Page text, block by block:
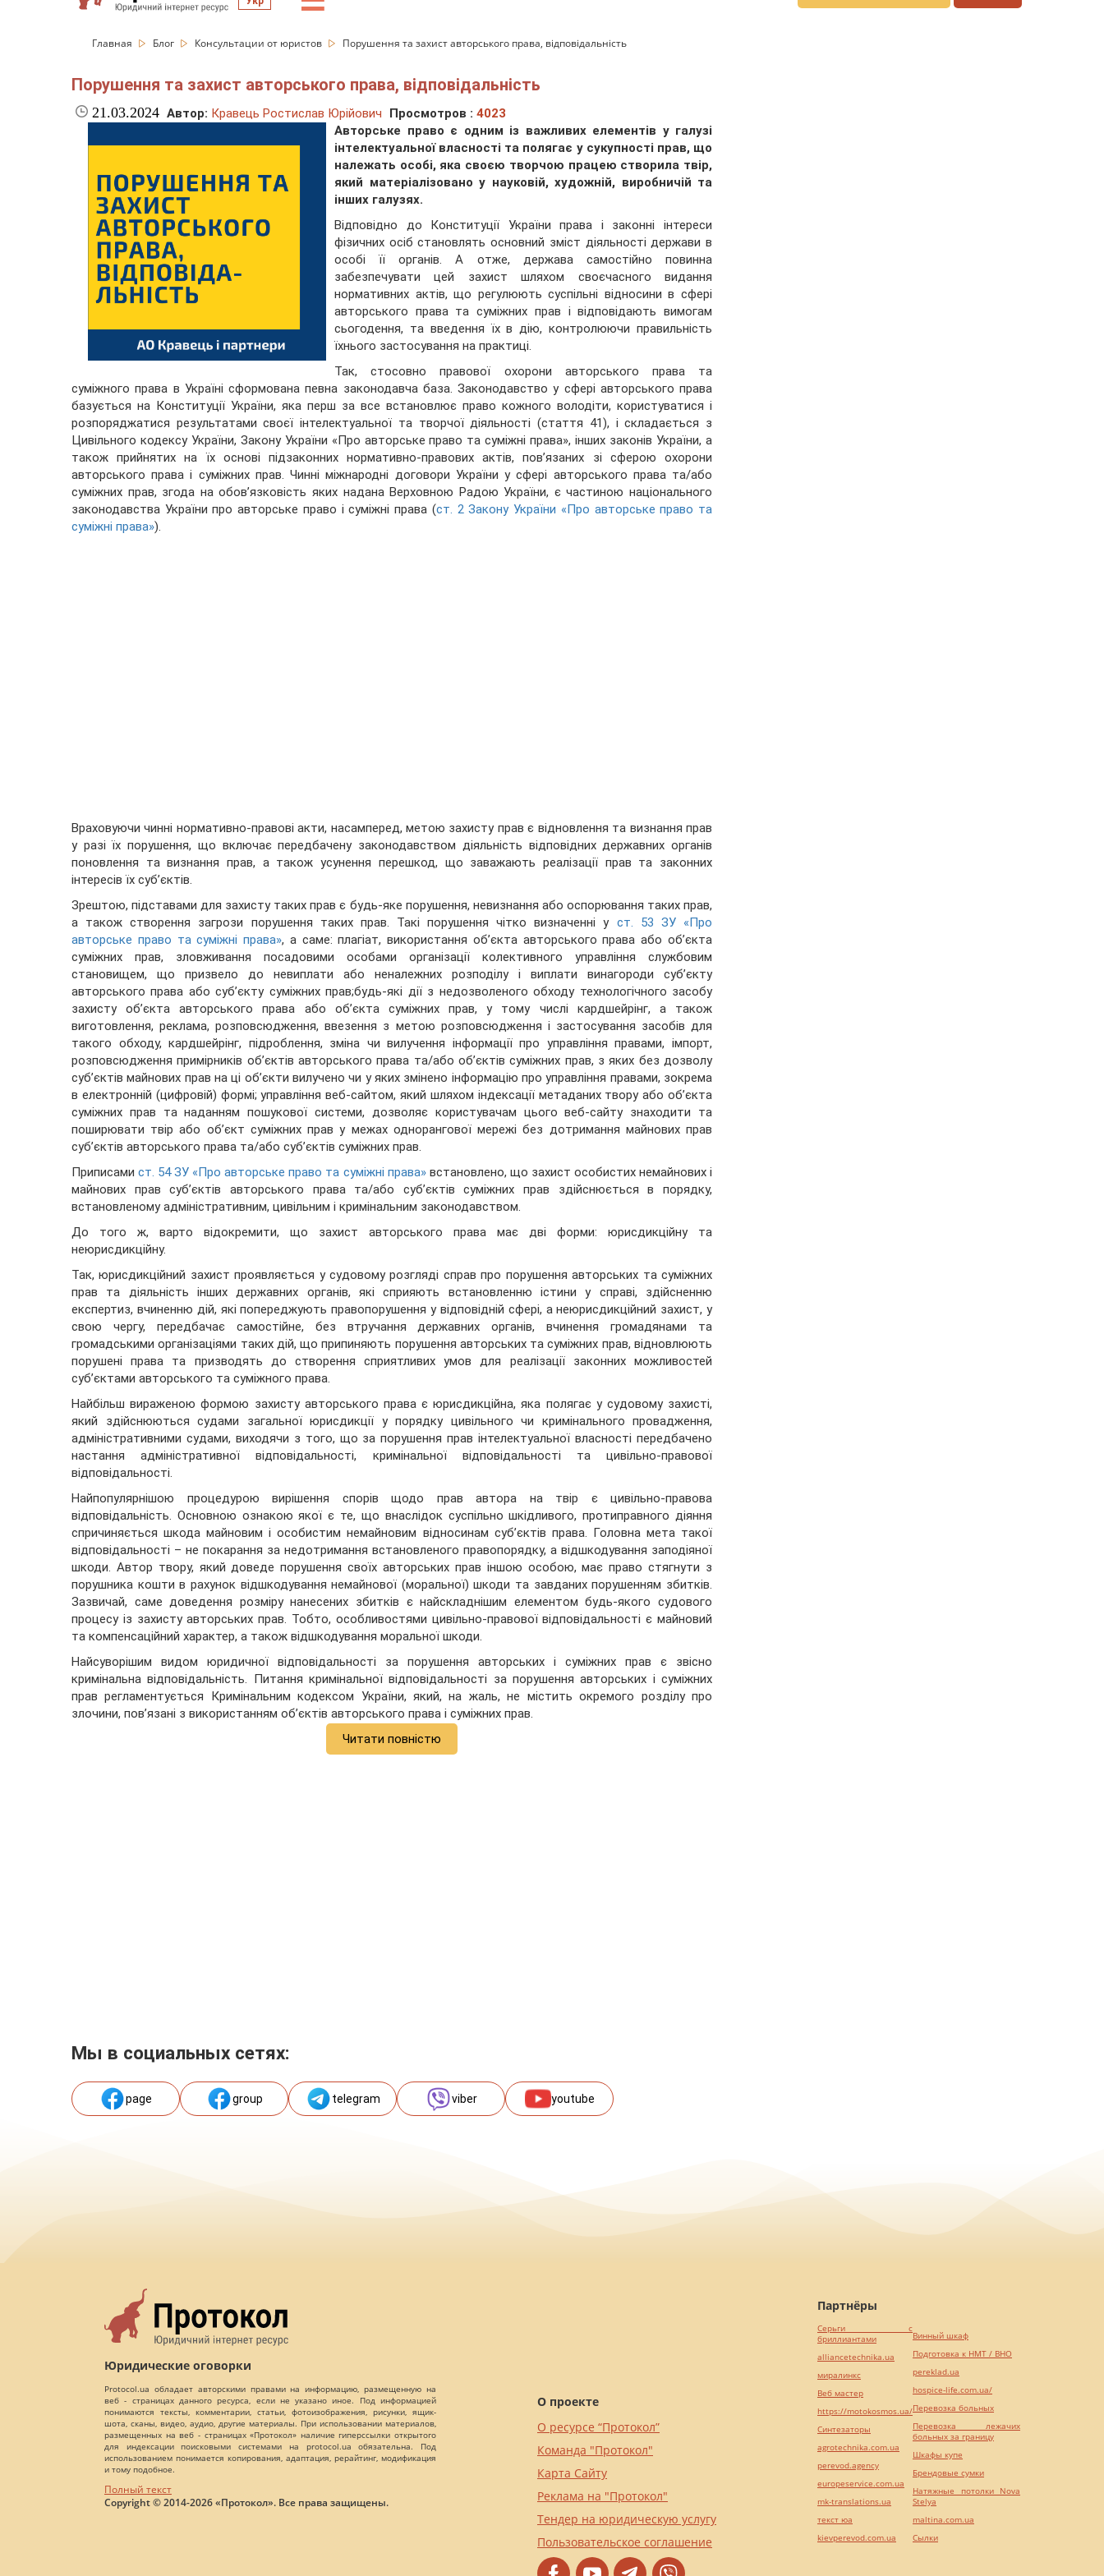
Главная Блог Консультации от юристов Порушення та захист авторського права, відповідальність
Порушення та захист авторського права, відповідальність
21.03.2024 Автор: Кравець Ростислав Юрійович Просмотров : 4023
Авторське право є одним із важливих елементів у галузі
інтелектуальної власності та полягає у сукупності прав, що
належать особі, яка своєю творчою працею створила твір,
який матеріалізовано у науковій, художній, виробничій та
інших галузях.
Відповідно до Конституції України права і законні інтереси
фізичних осіб становлять основний зміст діяльності держави в
особі її органів. А отже, держава самостійно повинна
забезпечувати цей захист шляхом своєчасного видання
нормативних актів, що регулюють суспільні відносини в сфері
авторського права та суміжних прав і відповідають вимогам
сьогодення, та введення їх в дію, контролюючи правильність
їхнього застосування на практиці.
Так, стосовно правової охорони авторського права та
суміжного права в Україні сформована певна законодавча база. Законодавство у сфері авторського права
базується на Конституції України, яка перш за все встановлює право кожного володіти, користуватися і
розпоряджатися результатами своєї інтелектуальної та творчої діяльності (стаття 41), і складається з
Цивільного кодексу України, Закону України «Про авторське право та суміжні права», інших законів України, а
також прийнятих на їх основі підзаконних нормативно-правових актів, пов’язаних зі сферою охорони
авторського права і суміжних прав. Чинні міжнародні договори України у сфері авторського права та/або
суміжних прав, згода на обов’язковість яких надана Верховною Радою України, є частиною національного
законодавства України про авторське право і суміжні права (ст. 2 Закону України «Про авторське право та
суміжні права»).
Враховуючи чинні нормативно-правові акти, насамперед, метою захисту прав є відновлення та визнання прав
у разі їх порушення, що включає передбачену законодавством діяльність відповідних державних органів
поновлення та визнання прав, а також усунення перешкод, що заважають реалізації прав та законних
інтересів їх суб’єктів.
Зрештою, підставами для захисту таких прав є будь-яке порушення, невизнання або оспорювання таких прав,
а також створення загрози порушення таких прав. Такі порушення чітко визначенні у ст. 53 ЗУ «Про
авторське право та суміжні права», а саме: плагіат, використання об’єкта авторського права або об’єкта
суміжних прав, зловживання посадовими особами організації колективного управління службовим
становищем, що призвело до невиплати або неналежних розподілу і виплати винагороди суб’єкту
авторського права або суб’єкту суміжних прав;будь-які дії з недозволеного обходу технологічного засобу
захисту об’єкта авторського права або об’єкта суміжних прав, у тому числі кардшейрінг, а також
виготовлення, реклама, розповсюдження, ввезення з метою розповсюдження і застосування засобів для
такого обходу, кардшейрінг, підроблення, зміна чи вилучення інформації про управління правами, імпорт,
розповсюдження примірників об’єктів авторського права та/або об’єктів суміжних прав, з яких без дозволу
суб’єктів майнових прав на ці об’єкти вилучено чи у яких змінено інформацію про управління правами, зокрема
в електронній (цифровій) формі; управління веб-сайтом, який шляхом індексації метаданих твору або об’єкта
суміжних прав та наданням пошукової системи, дозволяє користувачам цього веб-сайту знаходити та
поширювати твір або об’єкт суміжних прав у межах однорангової мережі без дотримання майнових прав
суб’єктів авторського права та/або суб’єктів суміжних прав.
Приписамист. 54 ЗУ «Про авторське право та суміжні права»встановлено, що захист особистих немайнових і
майнових прав суб’єктів авторського права та/або суб’єктів суміжних прав здійснюється в порядку,
встановленому адміністративним, цивільним і кримінальним законодавством.
До того ж, варто відокремити, що захист авторського права має дві форми: юрисдикційну та
неюрисдикційну.
Так, юрисдикційний захист проявляється у судовому розгляді справ про порушення авторських та суміжних
прав та діяльність інших державних органів, які сприяють встановленню істини у справі, здійсненню
експертиз, вчиненню дій, які попереджують правопорушення у відповідній сфері, а неюрисдикційний захист, у
свою чергу, передбачає самостійне, без втручання державних органів, вчинення громадянами та
громадськими організаціями таких дій, що припиняють порушення авторських та суміжних прав, відновлюють
порушені права та призводять до створення сприятливих умов для реалізації законних можливостей
суб’єктами авторського та суміжного права.
Найбільш вираженою формою захисту авторського права є юрисдикційна, яка полягає у судовому захисті,
який здійснюються судами загальної юрисдикції у порядку цивільного чи кримінального провадження,
адміністративними судами, виходячи з того, що за порушення прав інтелектуальної власності передбачено
настання адміністративної відповідальності, кримінальної відповідальності та цивільно-правової
відповідальності.
Найпопулярнішою процедурою вирішення спорів щодо прав автора на твір є цивільно-правова
відповідальність. Основною ознакою якої є те, що внаслідок суспільно шкідливого, протиправного діяння
спричиняється шкода майновим і особистим немайновим відносинам суб’єктів права. Головна мета такої
відповідальності – не покарання за недотримання встановленого правопорядку, а відшкодування заподіяної
шкоди. Автор твору, який доведе порушення своїх авторських прав іншою особою, має право стягнути з
порушника кошти в рахунок відшкодування немайнової (моральної) шкоди та завданих порушенням збитків.
Зазвичай, саме доведення розміру нанесених збитків є найскладнішим елементом будь-якого судового
процесу із захисту авторських прав. Тобто, особливостями цивільно-правової відповідальності є майновий
та компенсаційний характер, а також відшкодування моральної шкоди.
Найсуворішим видом юридичної відповідальності за порушення авторських і суміжних прав є звісно
кримінальна відповідальність. Питання кримінальної відповідальності за порушення авторських і суміжних
прав регламентується Кримінальним кодексом України, який, на жаль, не містить окремого розділу про
злочини, пов’язані з використанням об’єктів авторського права і суміжних прав.
Читати повністю
Мы в социальных сетях:
page group telegram viber youtube
Юридические оговорки
Protocol.ua обладает авторскими правами на информацию, размещенную на
веб - страницах данного ресурса, если не указано иное. Под информацией
понимаются тексты, комментарии, статьи, фотоизображения, рисунки, ящик-
шота, сканы, видео, аудио, другие материалы. При использовании материалов,
размещенных на веб - страницах «Протокол» наличие гиперссылки открытого
для индексации поисковыми системами на protocol.ua обязательна. Под
использованием понимается копирования, адаптация, рерайтинг, модификация
и тому подобное.
Полный текст
Copyright © 2014-2026 «Протокол». Все права защищены.
О проекте
О ресурсе “Протокол”
Команда "Протокол"
Карта Сайту
Реклама на "Протокол"
Тендер на юридическую услугу
Пользовательское соглашение
Партнёры
Серьги с
бриллиантами
alliancetechnika.ua
миралинкс
Веб мастер
https://motokosmos.ua/
Синтезаторы
agrotechnika.com.ua
perevod.agency
europeservice.com.ua
mk-translations.ua
текст юа
kievperevod.com.ua
Винный шкаф
Подготовка к НМТ / ВНО
pereklad.ua
hospice-life.com.ua/
Перевозка больных
Перевозка лежачих
больных за границу
Шкафы купе
Брендовые сумки
Натяжные потолки Nova
Stelya
maltina.com.ua
Cылки